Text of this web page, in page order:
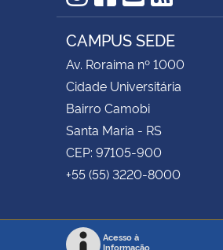
Instagram
Facebook
YouTube
RSS
CAMPUS SEDE
Av. Roraima nº 1000
Cidade Universitária
Bairro Camobi
Santa Maria - RS
CEP: 97105-900
+55 (55) 3220-8000
Acesso à
Informação